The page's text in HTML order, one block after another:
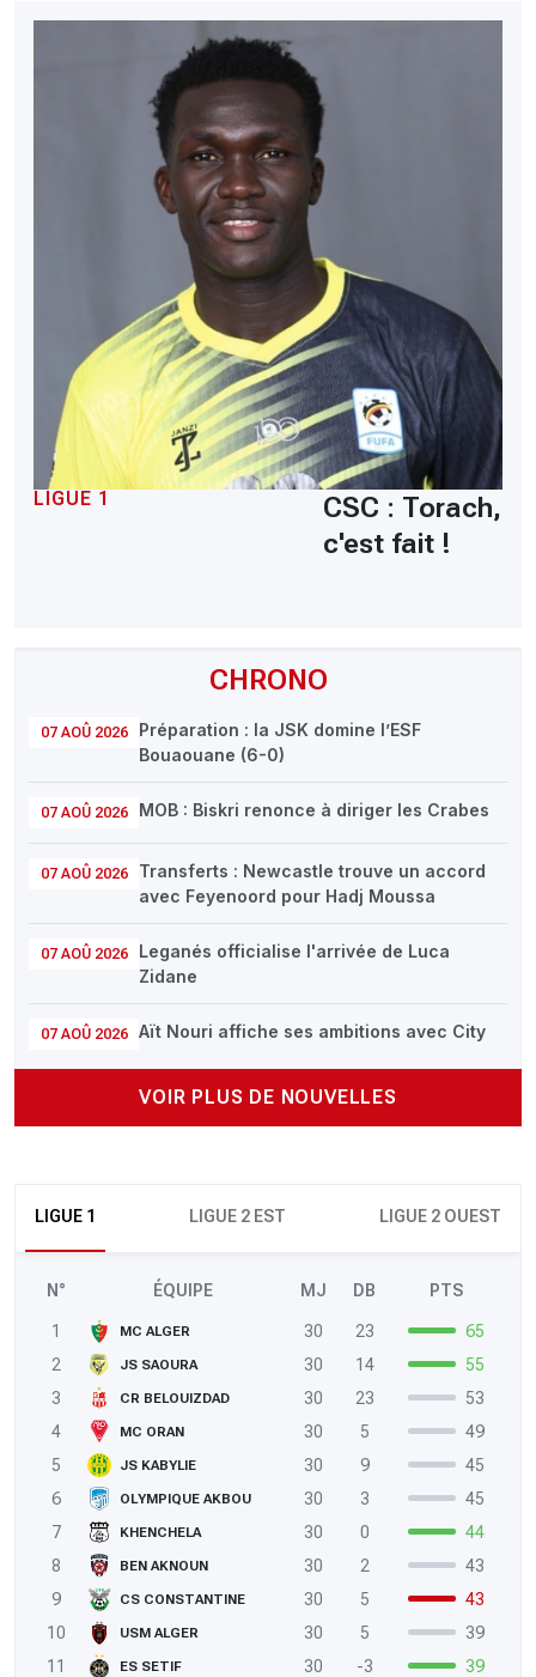
CHRONO
07 AOÛ 2026
Préparation : la JSK domine l’ESF
Bouaouane (6-0)
07 AOÛ 2026 MOB : Biskri renonce à diriger les Crabes
07 AOÛ 2026
Transferts : Newcastle trouve un accord
avec Feyenoord pour Hadj Moussa
07 AOÛ 2026
Leganés officialise l'arrivée de Luca
Zidane
07 AOÛ 2026 Aït Nouri affiche ses ambitions avec City
VOIR PLUS DE NOUVELLES
LIGUE 1 LIGUE 2 EST LIGUE 2 OUEST
N° ÉQUIPE MJ DB PTS
1 MC ALGER 30 23
65
2
JS SAOURA 30 14
55
3
CR BELOUIZDAD 30 23
53
4
MC ORAN 30 5
49
5
JS KABYLIE 30 9
45
6
OLYMPIQUE AKBOU 30 3
45
7
KHENCHELA 30 0
44
8
BEN AKNOUN 30 2
43
9
CS CONSTANTINE 30 5
43
10
USM ALGER 30 5
39
11
ES SETIF 30 -3
39
LIGUE 1
CSC : Torach,
c'est fait !